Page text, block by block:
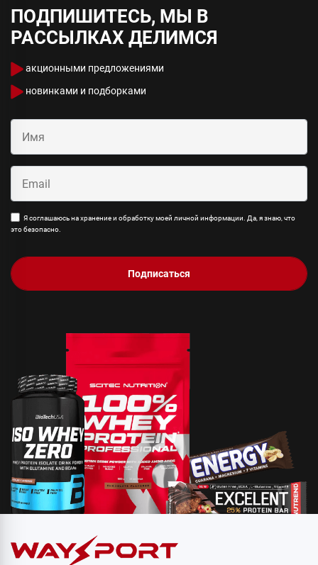
ПОДПИШИТЕСЬ, МЫ В
РАССЫЛКАХ ДЕЛИМСЯ
акционными предложениями
новинками и подборками
Я соглашаюсь на хранение и обработку моей личной информации. Да, я знаю, что
это безопасно.
Подписаться